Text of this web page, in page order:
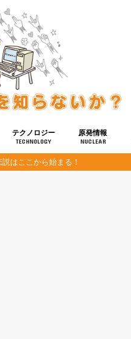
テクノロジー
TECHNOLOGY
健康
宇宙
原発情報
NUCLEAR
はここから始まる！